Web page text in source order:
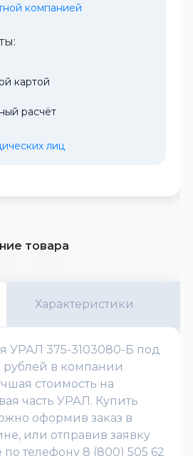
компанией
картой
расчёт
лиц
товара
Характеристики
УРАЛ 375-3103080-Б под
рублей в компании
стоимость на
часть УРАЛ. Купить
оформив заказ в
или отправив заявку
по телефону 8 (800) 505 62